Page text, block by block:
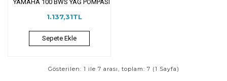
YAMAHA 100 BWS YAĞ POMPASI
1.137,31TL
Sepete Ekle
Gösterilen: 1 ile 7 arası, toplam: 7 (1 Sayfa)